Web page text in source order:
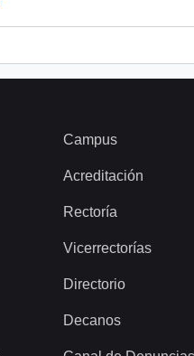
Campus
Acreditación
Rectoría
Vicerrectorías
Directorio
Decanos